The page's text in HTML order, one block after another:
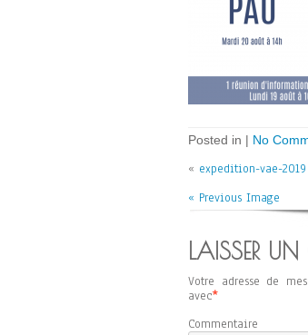
Posted in | No
« expedition-vae-2019
« Previous Image
LAISSER
Votre adresse de
avec*
Commentaire